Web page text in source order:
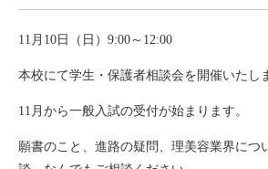
11月10日（日）9:00～12:00
本校にて学生・保護者相談会を開催いたし
11月から一般入試の受付が始まります。
願書のこと、進路の疑問、理美容業界につ